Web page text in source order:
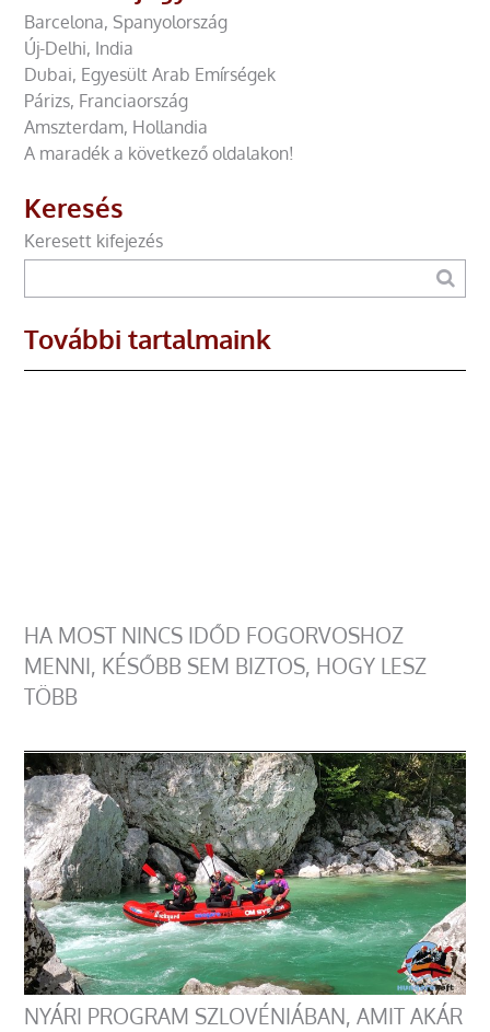
Barcelona, Spanyolország
Új-Delhi, India
Dubai, Egyesült Arab Emírségek
Párizs, Franciaország
Amszterdam, Hollandia
A maradék a következő oldalakon!
Keresés
Keresett kifejezés
További tartalmaink
HA MOST NINCS IDŐD FOGORVOSHOZ
MENNI, KÉSŐBB SEM BIZTOS, HOGY LESZ
TÖBB
NYÁRI PROGRAM SZLOVÉNIÁBAN, AMIT AKÁR